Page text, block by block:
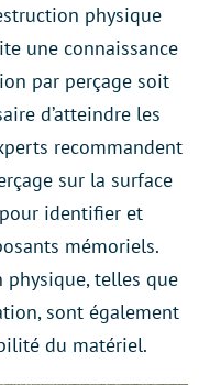
physique
une connaissance
par perçage soit
d’atteindre les
recommandent
sur la surface
identifier et
mémoriels.
physique, telles que
sont également
du matériel.